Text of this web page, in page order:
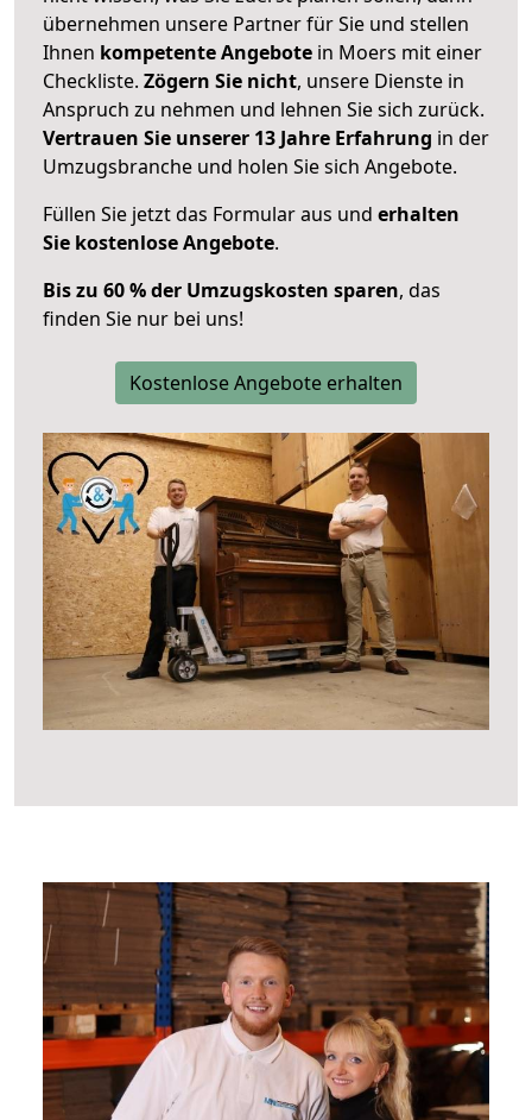
übernehmen unsere Partner für Sie und stellen
Ihnen kompetente Angebote in Moers mit einer
Checkliste. Zögern Sie nicht, unsere Dienste in
Anspruch zu nehmen und lehnen Sie sich zurück.
Vertrauen Sie unserer 13 Jahre Erfahrung in der
Umzugsbranche und holen Sie sich Angebote.
Füllen Sie jetzt das Formular aus und erhalten
Sie kostenlose Angebote.
Bis zu 60 % der Umzugskosten sparen, das
finden Sie nur bei uns!
Kostenlose Angebote erhalten